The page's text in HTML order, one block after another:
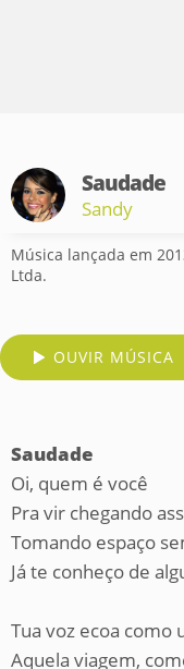
Saudade
Sandy
Música lançada em
Ltda.
OUVIR MÚSICA
Saudade
Oi, quem é você
Pra vir chegando
Tomando espaço
Já te conheço de
Tua voz ecoa como
Aquela viagem,